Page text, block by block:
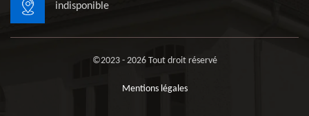
indisponible
©2023 - 2026 Tout droit réservé
Mentions légales